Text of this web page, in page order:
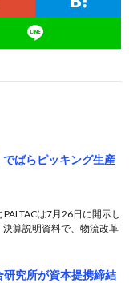
ばらピッキング生産
は7月26日に開示し
算説明資料で、物流改革
究所が資本提携締結